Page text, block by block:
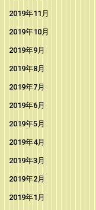
2019年11月
2019年10月
2019年9月
2019年8月
2019年7月
2019年6月
2019年5月
2019年4月
2019年3月
2019年2月
2019年1月